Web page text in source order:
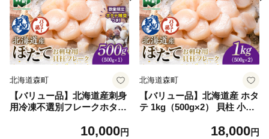
北海道森町
【バリュー品】北海道産刺身
用冷凍不選別フレークホタテ
稚貝300gセット ＜海鮮問
10,000円
北海道森町
【バリュー品】北海道産 ホタ
テ 1kg（500g×2） 貝柱 小分
鮮問屋 株式会社 瑞宝＞ 小
18,000円